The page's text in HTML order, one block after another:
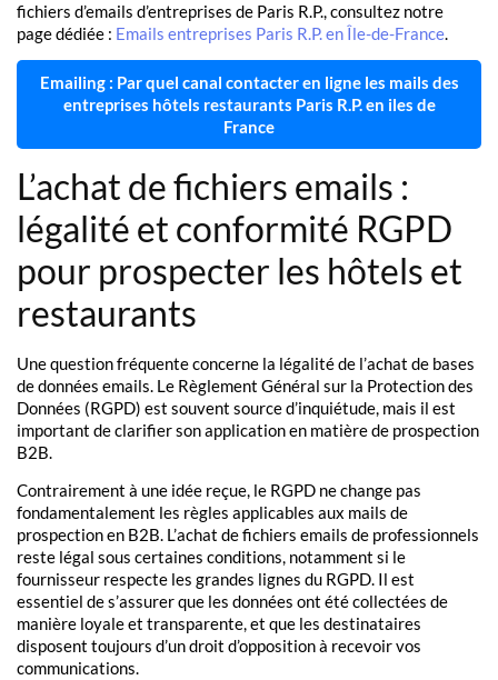
fichiers d’emails d’entreprises de Paris R.P., consultez notre
page dédiée : Emails entreprises Paris R.P. en Île-de-France.
Emailing : Par quel canal contacter en ligne les mails des
entreprises hôtels restaurants Paris R.P. en iles de
France
L’achat de fichiers emails :
légalité et conformité RGPD
pour prospecter les hôtels et
restaurants
Une question fréquente concerne la légalité de l’achat de bases
de données emails. Le Règlement Général sur la Protection des
Données (RGPD) est souvent source d’inquiétude, mais il est
important de clarifier son application en matière de prospection
B2B.
Contrairement à une idée reçue, le RGPD ne change pas
fondamentalement les règles applicables aux mails de
prospection en B2B. L’achat de fichiers emails de professionnels
reste légal sous certaines conditions, notamment si le
fournisseur respecte les grandes lignes du RGPD. Il est
essentiel de s’assurer que les données ont été collectées de
manière loyale et transparente, et que les destinataires
disposent toujours d’un droit d’opposition à recevoir vos
communications.